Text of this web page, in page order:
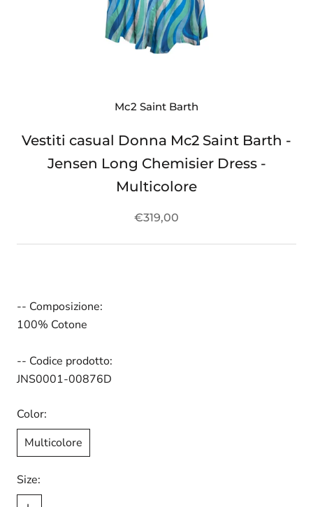
Mc2 Saint Barth
Vestiti casual Donna Mc2 Saint Barth -
Jensen Long Chemisier Dress -
Multicolore
€319,00
-- Composizione:
100% Cotone
-- Codice prodotto:
JNS0001-00876D
Color:
Multicolore
Size: